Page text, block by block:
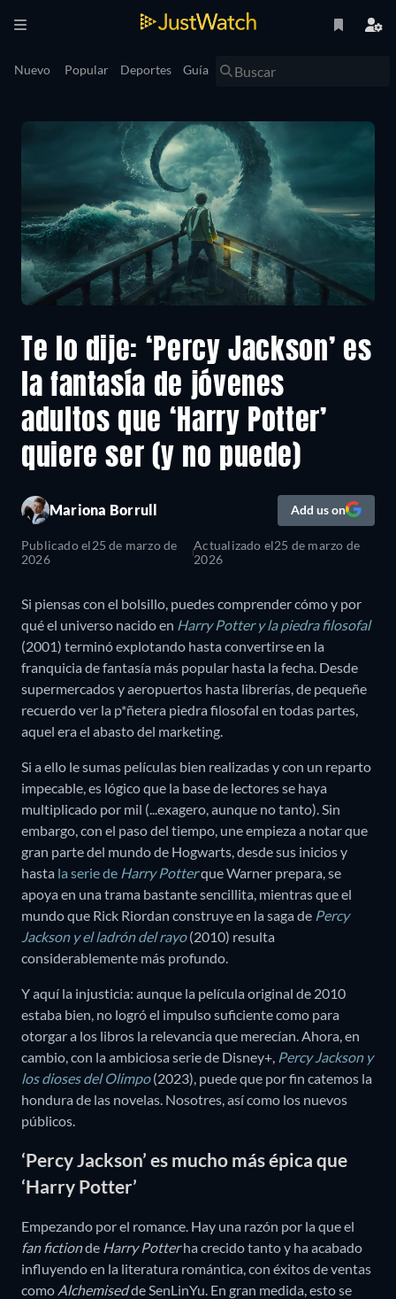
Nuevo Popular Deportes Guía
Te lo dije: ‘Percy Jackson’ es
la fantasía de jóvenes
adultos que ‘Harry Potter’
quiere ser (y no puede)
Mariona Borrull Add us on
Publicado el25 de marzo de
2026
Actualizado el25 de marzo de
2026
Si piensas con el bolsillo, puedes comprender cómo y por
qué el universo nacido en Harry Potter y la piedra filosofal
(2001) terminó explotando hasta convertirse en la
franquicia de fantasía más popular hasta la fecha. Desde
supermercados y aeropuertos hasta librerías, de pequeñe
recuerdo ver la p*ñetera piedra filosofal en todas partes,
aquel era el abasto del marketing.
Si a ello le sumas películas bien realizadas y con un reparto
impecable, es lógico que la base de lectores se haya
multiplicado por mil (...exagero, aunque no tanto). Sin
embargo, con el paso del tiempo, une empieza a notar que
gran parte del mundo de Hogwarts, desde sus inicios y
hasta la serie de Harry Potterque Warner prepara, se
apoya en una trama bastante sencillita, mientras que el
mundo que Rick Riordan construye en la saga de Percy
Jackson y el ladrón del rayo(2010) resulta
considerablemente más profundo.
Y aquí la injusticia: aunque la película original de 2010
estaba bien, no logró el impulso suficiente como para
otorgar a los libros la relevancia que merecían. Ahora, en
cambio, con la ambiciosa serie de Disney+, Percy Jackson y
los dioses del Olimpo(2023), puede que por fin catemos la
hondura de las novelas. Nosotres, así como los nuevos
públicos.
‘Percy Jackson’ es mucho más épica que
‘Harry Potter’
Empezando por el romance. Hay una razón por la que el
fan fictionde Harry Potterha crecido tanto y ha acabado
influyendo en la literatura romántica, con éxitos de ventas
como Alchemisedde SenLinYu. En gran medida, esto se